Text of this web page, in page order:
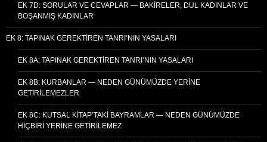
EK 7D: SORULAR VE CEVAPLAR — BAKIRELER, DUL KADINLAR VE
BOŞANMIŞ KADINLAR
EK 8: TAPINAK GEREKTIREN TANRI’NIN YASALARI
EK 8A: TAPINAK GEREKTIREN TANRI’NIN YASALARI
EK 8B: KURBANLAR — NEDEN GÜNÜMÜZDE YERINE
GETIRILEMEZLER
EK 8C: KUTSAL KITAP’TAKI BAYRAMLAR — NEDEN GÜNÜMÜZDE
HIÇBIRI YERINE GETIRILEMEZ